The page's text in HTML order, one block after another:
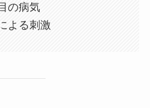
の病気
よる刺激